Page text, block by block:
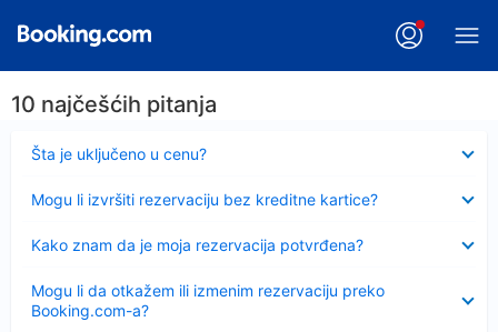
10 najčešćih pitanja
Šta je uključeno u cenu?
Sažeto
Mogu li izvršiti rezervaciju bez kreditne kartice?
Kako znam da je moja rezervacija potvrđena?
Mogu li da otkažem ili izmenim rezervaciju preko
Booking.com-a?